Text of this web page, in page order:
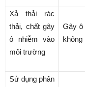
Xả thải rác
thải, chất gây
ô nhiễm vào
môi trường
Gây ô
không
Sử dụng phân